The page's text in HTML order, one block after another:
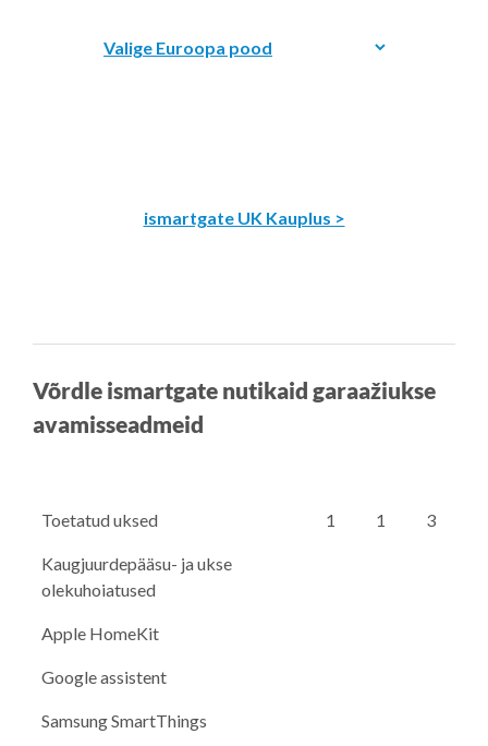
ismartgate UK Kauplus >
Võrdle ismartgate nutikaid garaažiukse
avamisseadmeid
Toetatud uksed 1 1 3
Kaugjuurdepääsu- ja ukse
olekuhoiatused
Apple HomeKit
Google assistent
Samsung SmartThings